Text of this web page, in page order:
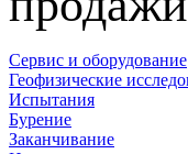
Сервис и оборудование
Геофизические
Испытания
Бурение
Заканчивание